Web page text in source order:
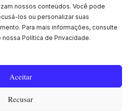
nossos conteúdos. Você pode
los ou personalizar suas
Para mais informações, consulte
Política de Privacidade.
Aceitar
Recusar